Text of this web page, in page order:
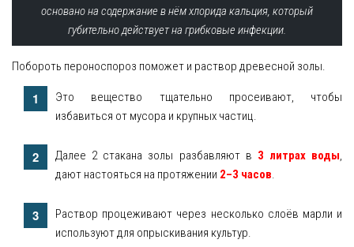
основано на содержание в нём хлорида кальция, который
губительно действует на грибковые инфекции.
Побороть пероноспороз поможет и раствор древесной золы.
Это вещество тщательно просеивают, чтобы
избавиться от мусора и крупных частиц.
Далее 2 стакана золы разбавляют в 3 литрах воды
дают настояться на протяжении 2–3 часов
Раствор процеживают через несколько слоёв марли и
используют для опрыскивания культур.